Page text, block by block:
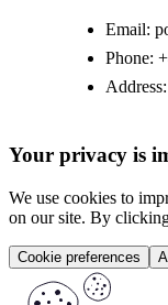
Email:
Phone:
Address:
Your privacy is
We use cookies to
on our site. By
Cookie preferences